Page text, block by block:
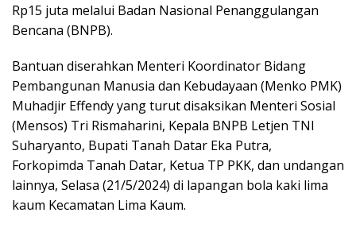
Rp15 juta melalui Badan Nasional Penanggulangan
Bencana (BNPB).
Bantuan diserahkan Menteri Koordinator Bidang
Pembangunan Manusia dan Kebudayaan (Menko PMK)
Muhadjir Effendy yang turut disaksikan Menteri Sosial
(Mensos) Tri Rismaharini, Kepala BNPB Letjen TNI
Suharyanto, Bupati Tanah Datar Eka Putra,
Forkopimda Tanah Datar, Ketua TP PKK, dan undangan
lainnya, Selasa (21/5/2024) di lapangan bola kaki lima
kaum Kecamatan Lima Kaum.